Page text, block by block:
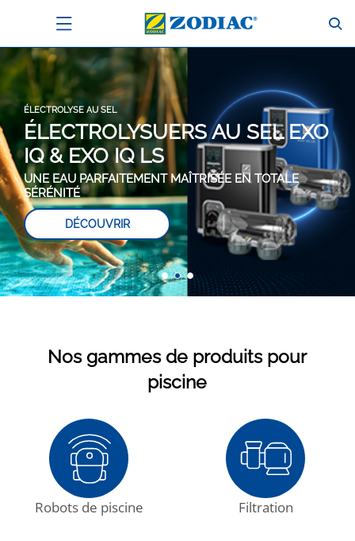
ÉLECTROLYSE AU SEL
ÉLECTROLYSUERS AU SEL EXO
IQ & EXO IQ LS
UNE EAU PARFAITEMENT MAÎTRISÉE EN TOTALE
SÉRÉNITÉ
DÉCOUVRIR
Nos gammes de produits pour
piscine
Robots de piscine Filtration